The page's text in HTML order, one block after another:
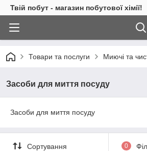
Твій побут - магазин побутової хімії!
Товари та послуги Миючі та
Засоби для миття посуду
Засоби для миття посуду
Сортування 0